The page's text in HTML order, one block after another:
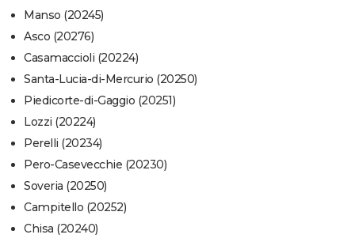
Manso (20245)
Asco (20276)
Casamaccioli (20224)
Santa-Lucia-di-Mercurio (20250)
Piedicorte-di-Gaggio (20251)
Lozzi (20224)
Perelli (20234)
Pero-Casevecchie (20230)
Soveria (20250)
Campitello (20252)
Chisa (20240)